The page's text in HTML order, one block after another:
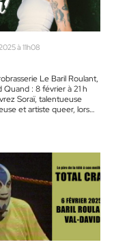
à 11h08
Le Baril Roulant,
Quand : 8 février à 21 h
Soraï, talentueuse
et artiste queer, lors